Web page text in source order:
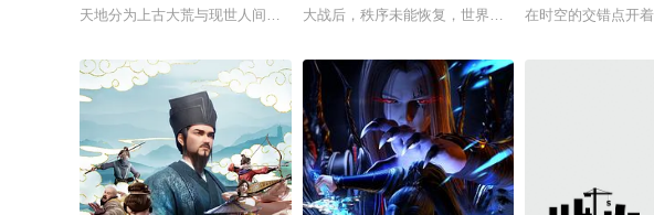
天地分为上古大荒与现世人间两界，由太极壁垒相隔，域外虚无异境滋生侵蚀神魂、扰乱秩
大战后，秩序未能恢复，世界陷入混乱。混沌从深渊
在时空的交错点开